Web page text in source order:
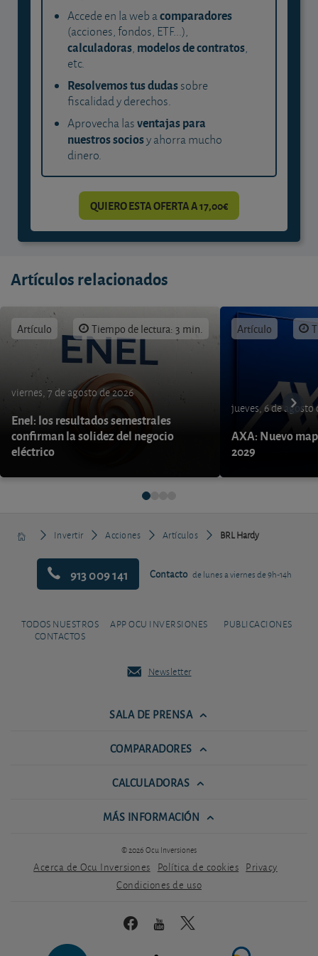
Accede en la web acomparadores
(acciones, fondos, ETF...),
calculadoras, modelos de contratos,
etc.
Resolvemos tus dudassobre
fiscalidad y derechos.
Aprovecha lasventajas para
nuestros sociosy ahorra mucho
dinero.
QUIERO ESTA OFERTA A 17,00€
Artículos relacionados
Artículo Tiempo de lectura: 3 min.
viernes, 7 de agosto de 2026
Enel: los resultados semestrales
confirman la solidez del negocio
eléctrico
Artículo
jueves, 6 de agosto
AXA: Nuevo
2029
Invertir Acciones Artículos BRL Hardy
913 009 141 Contacto de lunes a viernes de 9h-14h
TODOS NUESTROS
CONTACTOS
APP OCU INVERSIONES PUBLICACIONES
Newsletter
SALA DE PRENSA
COMPARADORES
CALCULADORAS
MÁS INFORMACIÓN
© 2026 Ocu Inversiones
Acerca de Ocu Inversiones Política de cookies Privacy
Condiciones de uso